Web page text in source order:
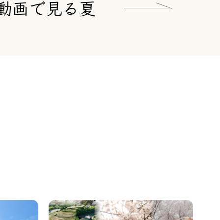
画で見る夏